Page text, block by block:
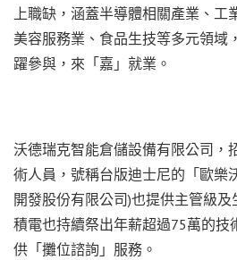
上職缺，涵蓋半導體相關產業、工
美容服務業、食品生技等多元領域
躍參與，來「嘉」就業。
沃德瑞克智能倉儲設備有限公司，
術人員，號稱台版迪士尼的「歐樂
開發股份有限公司)也提供主管級
積電也持續祭出年薪超過75萬的技
供「攤位諮詢」服務。